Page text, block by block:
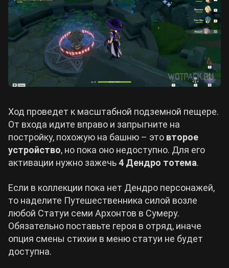
Ход проведет к масштабной подземной пещере.
От входа идите вправо и запрыгните на
постройку, похожую на башню – это второе
устройство, но пока оно недоступно. Для его
активации нужно зажечь4 Дендро тотема.
Если в коллекции пока нет Дендро персонажей,
то наделите Путешественника силой возле
любой Статуи семи Архонтов в Сумеру.
Обязательно поставьте героя в отряд, иначе
опция смены стихии в меню статуи не будет
доступна.